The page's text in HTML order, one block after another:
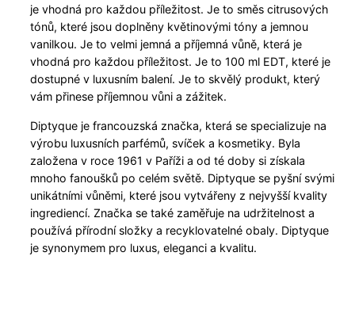
je vhodná pro každou příležitost. Je to směs citrusových
tónů, které jsou doplněny květinovými tóny a jemnou
vanilkou. Je to velmi jemná a příjemná vůně, která je
vhodná pro každou příležitost. Je to 100 ml EDT, které je
dostupné v luxusním balení. Je to skvělý produkt, který
vám přinese příjemnou vůni a zážitek.
Diptyque je francouzská značka, která se specializuje na
výrobu luxusních parfémů, svíček a kosmetiky. Byla
založena v roce 1961 v Paříži a od té doby si získala
mnoho fanoušků po celém světě. Diptyque se pyšní svými
unikátními vůněmi, které jsou vytvářeny z nejvyšší kvality
ingrediencí. Značka se také zaměřuje na udržitelnost a
používá přírodní složky a recyklovatelné obaly. Diptyque
je synonymem pro luxus, eleganci a kvalitu.